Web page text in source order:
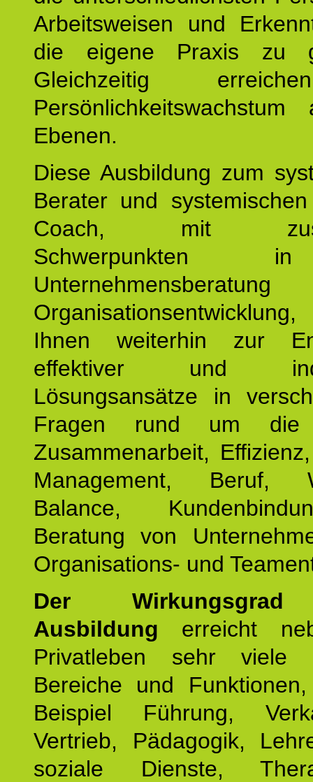
Arbeitsweisen und
die eigene Praxis zu
Gleichzeitig
Ebenen.
Diese Ausbildung zum
Berater und
Coach, mit
Schwerpunkten
Ihnen weiterhin zur
effektiver und
Lösungsansätze in
Fragen rund um die
Zusammenarbeit,
Management, Beruf,
Balance,
Beratung von
Organisations- und
Der
Ausbildung erreicht
Privatleben sehr viele
Bereiche und
Beispiel Führung,
Vertrieb, Pädagogik,
soziale Dienste,